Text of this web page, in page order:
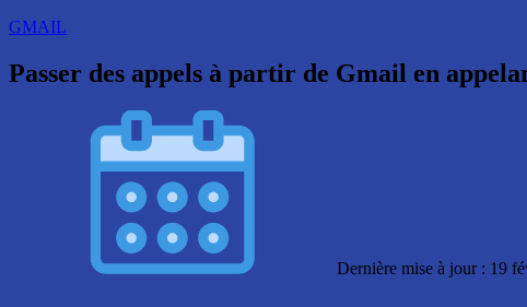
GMAIL
Passer des appels à partir de Gmail en
Dernière mise à jour : 19